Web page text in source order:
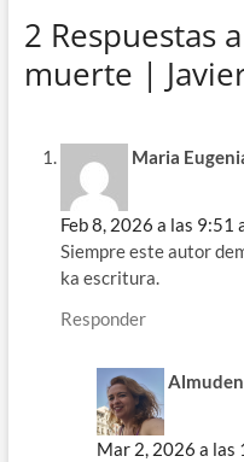
2 Respuestas
muerte |
Maria
Feb 8, 2026 a las 9:51
Siempre este autor
ka escritura.
Responder
Mar 2, 2026 a las